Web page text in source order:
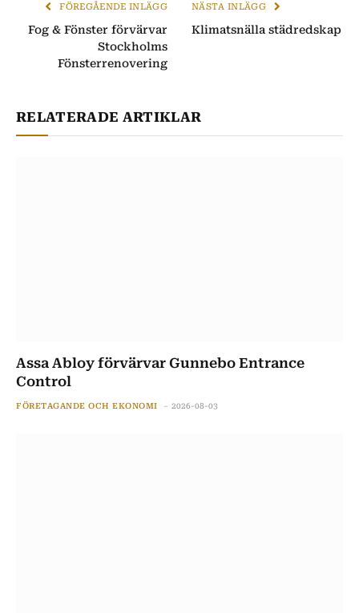
FÖREGÅENDE INLÄGG
Fog & Fönster förvärvar
Stockholms
Fönsterrenovering
NÄSTA INLÄGG
Klimatsnälla städredskap
RELATERADE ARTIKLAR
Assa Abloy förvärvar Gunnebo Entrance
Control
FÖRETAGANDE OCH EKONOMI 2026-08-03